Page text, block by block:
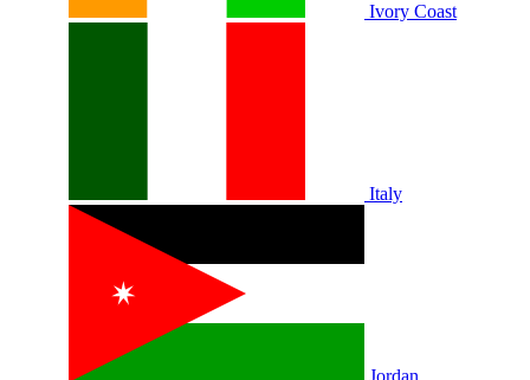
Ivory Coast
Italy
Jordan